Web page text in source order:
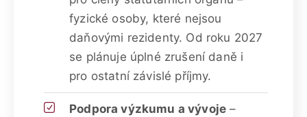
fyzické osoby, které nejsou
daňovými rezidenty. Od roku 2027
se plánuje úplné zrušení daně i
pro ostatní závislé příjmy.
Podpora výzkumu a vývoje –